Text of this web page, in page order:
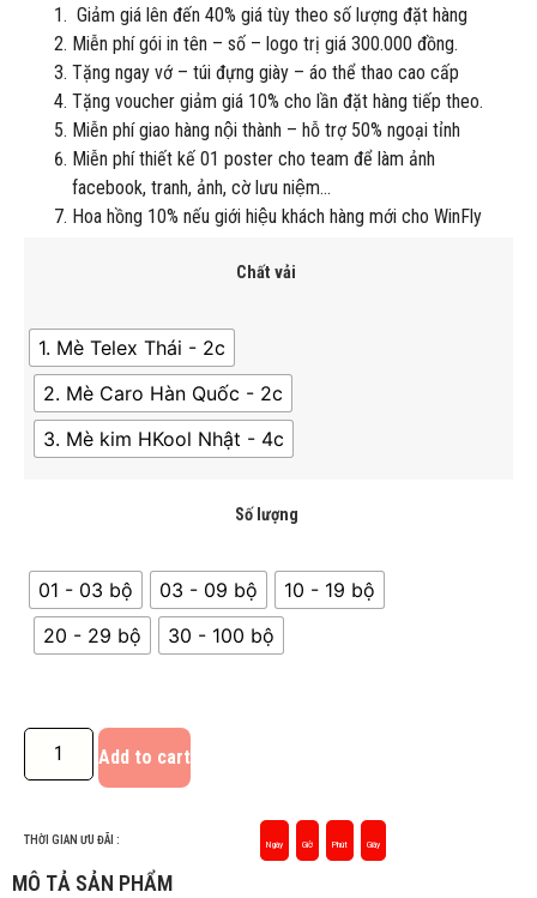
Giảm giá lên đến 40% giá tùy theo số lượng đặt hàng
Miễn phí gói in tên – số – logo trị giá 300.000 đồng.
Tặng ngay vớ – túi đựng giày – áo thể thao cao cấp
Tặng voucher giảm giá 10% cho lần đặt hàng tiếp theo.
Miễn phí giao hàng nội thành – hỗ trợ 50% ngoại tỉnh
Miễn phí thiết kế 01 poster cho team để làm ảnh
facebook, tranh, ảnh, cờ lưu niệm…
Hoa hồng 10% nếu giới hiệu khách hàng mới cho WinFly
Chất vải
1. Mè Telex Thái - 2c
2. Mè Caro Hàn Quốc - 2c
3. Mè kim HKool Nhật - 4c
Số lượng
01 - 03 bộ 03 - 09 bộ
10 - 19 bộ
20 - 29 bộ
30 - 100 bộ
Add to cart
THỜI GIAN ƯU ĐÃI : Ngày Giờ Phút Giây
MÔ TẢ SẢN PHẨM